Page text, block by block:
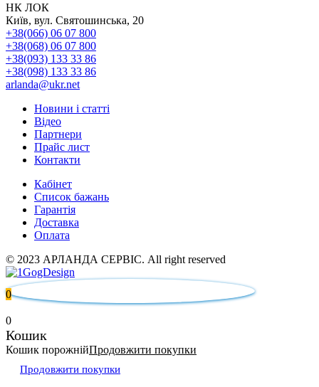
НК ЛОК
Київ, вул. Святошинська, 20
+38(066) 06 07 800
+38(068) 06 07 800
+38(093) 133 33 86
+38(098) 133 33 86
arlanda@ukr.net
Новини і статті
Відео
Партнери
Прайс лист
Контакти
Кабінет
Список бажань
Гарантія
Доставка
Оплата
© 2023 АРЛАНДА СЕРВІС. All right reserved
0
0
Кошик
Кошик порожнійПродовжити покупки
Продовжити покупки